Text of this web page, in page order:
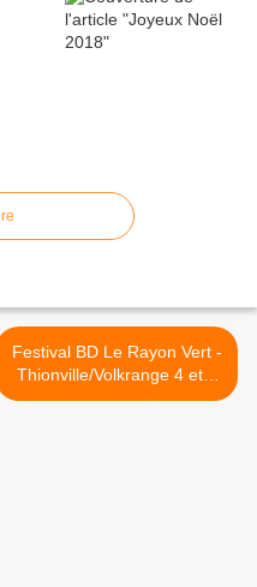
Festival BD Le Rayon Vert -
Thionville/Volkrange 4 et 5
Mai 2013 >